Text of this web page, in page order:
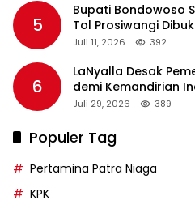
5
Bupati Bondowoso
Tol Prosiwangi
Juli 11, 2026 392
6
LaNyalla Desak
demi Kemandirian
Juli 29, 2026 389
Populer Tag
Pertamina Patra Niaga
KPK